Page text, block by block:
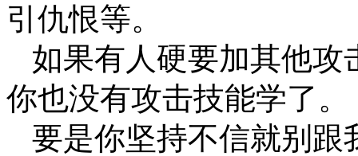
引仇恨等。
如果有人硬要加其他攻
你也没有攻击技能学了。
要是你坚持不信就别跟